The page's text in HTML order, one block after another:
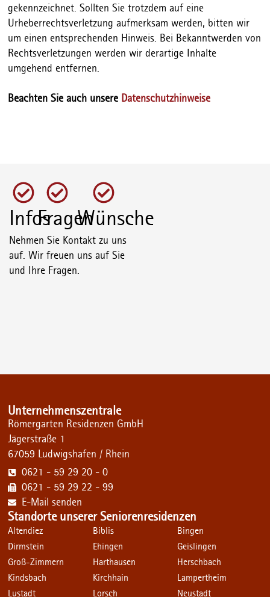
gekennzeichnet. Sollten Sie trotzdem auf eine
Urheberrechtsverletzung aufmerksam werden, bitten wir
um einen entsprechenden Hinweis. Bei Bekanntwerden von
Rechtsverletzungen werden wir derartige Inhalte
umgehend entfernen.
Beachten Sie auch unsere Datenschutzhinweise
InfosFragenWünsche
Nehmen Sie Kontakt zu uns
auf. Wir freuen uns auf Sie
und Ihre Fragen.
Unternehmenszentrale
Römergarten Residenzen GmbH
Jägerstraße 1
67059 Ludwigshafen / Rhein
0621 - 59 29 20 - 0
0621 - 59 29 22 - 99
E-Mail senden
Standorte unserer Seniorenresidenzen
Altendiez Biblis
Bingen
Dirmstein
Ehingen
Geislingen
Groß-Zimmern
Harthausen
Herschbach
Kindsbach
Kirchhain
Lampertheim
Lustadt
Lorsch Neustadt